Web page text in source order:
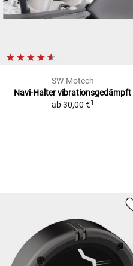
SW-Motech
Navi-Haltervibrationsgedämpft
ab 30,00 €1